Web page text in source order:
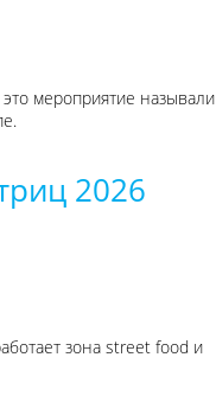
мероприятие называли
2026
зона street food и